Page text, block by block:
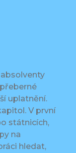
uplatnění.
V první
státnicích,
na
hledat,